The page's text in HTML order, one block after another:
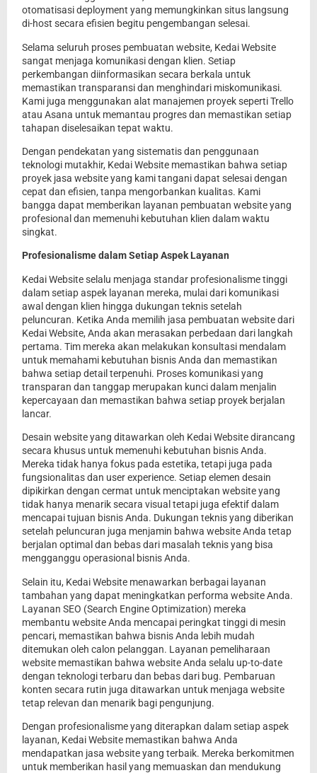
otomatisasi deployment yang memungkinkan situs langsung
di-host secara efisien begitu pengembangan selesai.
Selama seluruh proses pembuatan website, Kedai Website
sangat menjaga komunikasi dengan klien. Setiap
perkembangan diinformasikan secara berkala untuk
memastikan transparansi dan menghindari miskomunikasi.
Kami juga menggunakan alat manajemen proyek seperti Trello
atau Asana untuk memantau progres dan memastikan setiap
tahapan diselesaikan tepat waktu.
Dengan pendekatan yang sistematis dan penggunaan
teknologi mutakhir, Kedai Website memastikan bahwa setiap
proyek jasa website yang kami tangani dapat selesai dengan
cepat dan efisien, tanpa mengorbankan kualitas. Kami
bangga dapat memberikan layanan pembuatan website yang
profesional dan memenuhi kebutuhan klien dalam waktu
singkat.
Profesionalisme dalam Setiap Aspek Layanan
Kedai Website selalu menjaga standar profesionalisme tinggi
dalam setiap aspek layanan mereka, mulai dari komunikasi
awal dengan klien hingga dukungan teknis setelah
peluncuran. Ketika Anda memilih jasa pembuatan website dari
Kedai Website, Anda akan merasakan perbedaan dari langkah
pertama. Tim mereka akan melakukan konsultasi mendalam
untuk memahami kebutuhan bisnis Anda dan memastikan
bahwa setiap detail terpenuhi. Proses komunikasi yang
transparan dan tanggap merupakan kunci dalam menjalin
kepercayaan dan memastikan bahwa setiap proyek berjalan
lancar.
Desain website yang ditawarkan oleh Kedai Website dirancang
secara khusus untuk memenuhi kebutuhan bisnis Anda.
Mereka tidak hanya fokus pada estetika, tetapi juga pada
fungsionalitas dan user experience. Setiap elemen desain
dipikirkan dengan cermat untuk menciptakan website yang
tidak hanya menarik secara visual tetapi juga efektif dalam
mencapai tujuan bisnis Anda. Dukungan teknis yang diberikan
setelah peluncuran juga menjamin bahwa website Anda tetap
berjalan optimal dan bebas dari masalah teknis yang bisa
mengganggu operasional bisnis Anda.
Selain itu, Kedai Website menawarkan berbagai layanan
tambahan yang dapat meningkatkan performa website Anda.
Layanan SEO (Search Engine Optimization) mereka
membantu website Anda mencapai peringkat tinggi di mesin
pencari, memastikan bahwa bisnis Anda lebih mudah
ditemukan oleh calon pelanggan. Layanan pemeliharaan
website memastikan bahwa website Anda selalu up-to-date
dengan teknologi terbaru dan bebas dari bug. Pembaruan
konten secara rutin juga ditawarkan untuk menjaga website
tetap relevan dan menarik bagi pengunjung.
Dengan profesionalisme yang diterapkan dalam setiap aspek
layanan, Kedai Website memastikan bahwa Anda
mendapatkan jasa website yang terbaik. Mereka berkomitmen
untuk memberikan hasil yang memuaskan dan mendukung